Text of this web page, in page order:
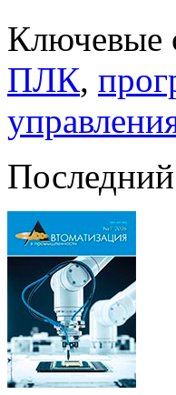
Ключевые
ПЛК,